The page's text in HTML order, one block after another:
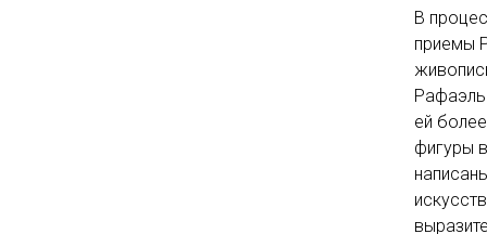
В
приемы
Рафаэль
ей
фигуры